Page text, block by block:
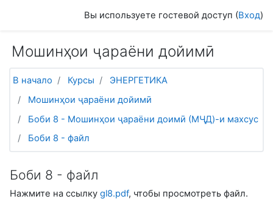
Вы используете гостевой доступ (Вход)
Мошинҳои ҷараёни дойимӣ
В начало Курсы
ЭНЕРГЕТИКА
Мошинҳои ҷараёни дойимӣ
Боби 8 - Мошинҳои ҷараёни доимӣ (МҶД)-и махсус
Боби 8 - файл
Боби 8 - файл
Нажмите на ссылку gl8.pdf, чтобы просмотреть файл.